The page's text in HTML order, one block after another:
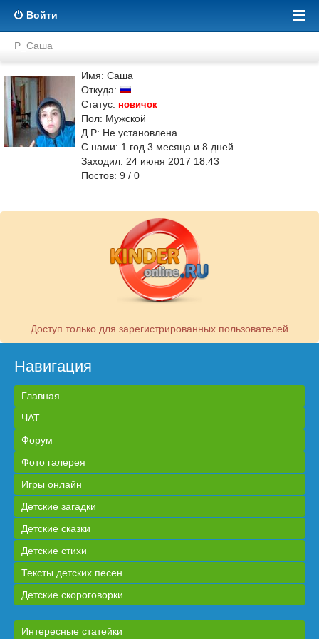
Войти
Р_Саша
Имя: Саша
Откуда:
Статус: новичок
Пол: Мужской
Д.Р: Не установлена
С нами: 1 год 3 месяца и 8 дней
Заходил: 24 июня 2017 18:43
Постов: 9 / 0
Доступ только для зарегистрированных пользователей
Навигация
Главная
ЧАТ
Форум
Фото галерея
Игры онлайн
Детские загадки
Детские сказки
Детские стихи
Тексты детских песен
Детские скороговорки
Интересные статейки